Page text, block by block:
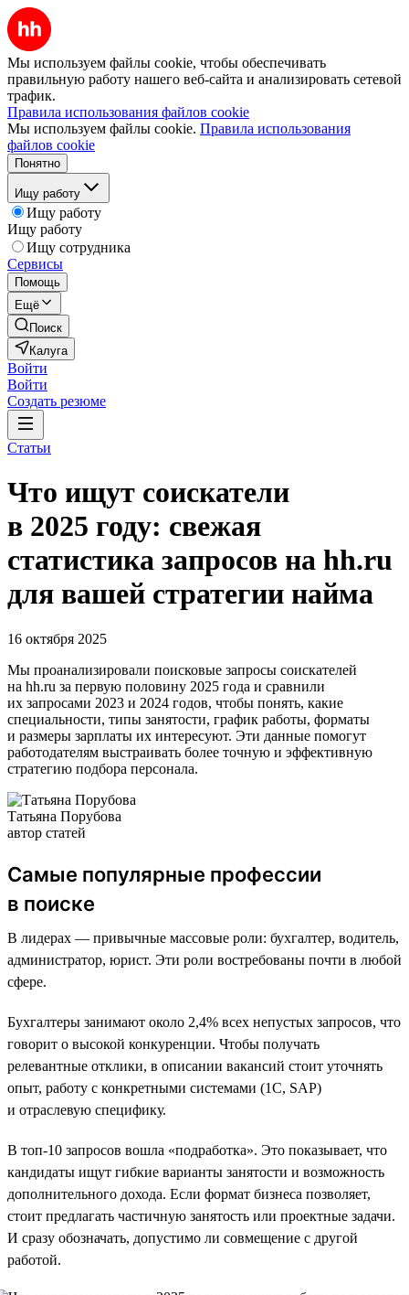
Мы используем файлы cookie, чтобы обеспечивать
правильную работу нашего веб-сайта и анализировать сетевой
трафик.
Правила использования файлов cookie
Мы используем файлы cookie. Правила использования
файлов cookie
Понятно
Ищу работу
Ищу работу
Ищу работу
Ищу сотрудника
Сервисы
Помощь
Ещё
Поиск
Калуга
Войти
Войти
Создать резюме
Статьи
Что ищут соискатели
в 2025 году: свежая
статистика запросов на hh.ru
для вашей стратегии найма
16 октября 2025
Мы проанализировали поисковые запросы соискателей
на hh.ru за первую половину 2025 года и сравнили
их запросами 2023 и 2024 годов, чтобы понять, какие
специальности, типы занятости, график работы, форматы
и размеры зарплаты их интересуют. Эти данные помогут
работодателям выстраивать более точную и эффективную
стратегию подбора персонала.
Татьяна Порубова
автор статей
Самые популярные профессии
в поиске
В лидерах — привычные массовые роли: бухгалтер, водитель,
администратор, юрист. Эти роли востребованы почти в любой
сфере.
Бухгалтеры занимают около 2,4% всех непустых запросов, что
говорит о высокой конкуренции. Чтобы получать
релевантные отклики, в описании вакансий стоит уточнять
опыт, работу с конкретными системами (1С, SAP)
и отраслевую специфику.
В топ-10 запросов вошла «подработка». Это показывает, что
кандидаты ищут гибкие варианты занятости и возможность
дополнительного дохода. Если формат бизнеса позволяет,
стоит предлагать частичную занятость или проектные задачи.
И сразу обозначать, допустимо ли совмещение с другой
работой.